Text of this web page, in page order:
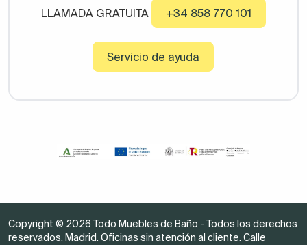
LLAMADA GRATUITA +34 858 770 101
Servicio de ayuda
Copyright © 2026 Todo Muebles de Baño - Todos los derechos
reservados. Madrid. Oficinas sin atención al cliente. Calle